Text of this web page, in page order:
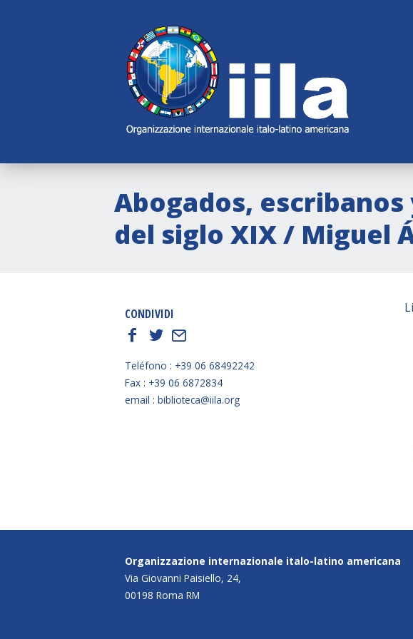
Abogados,
del siglo XIX / Miguel
CONDIVIDI
f
t E
Teléfono : +39 06 68492242
Fax : +39 06 6872834
email : biblioteca@iila.org
Organizzazione internazionale italo-latino americana
Via Giovanni Paisiello, 24,
00198 Roma RM